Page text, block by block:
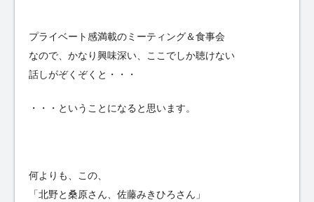
プライベート感満載のミーティング＆食事会
なので、かなり興味深い、ここでしか聴けない
話しがぞくぞくと・・・
・・・ということになると思います。
何よりも、この、
「北野と桑原さん、佐藤みきひろさん」